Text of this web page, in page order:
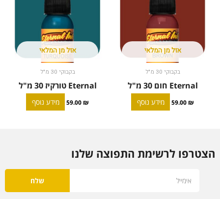
אזל מן המלאי
בקבוקי 30 מ"ל
Eternal חום 30 מ"ל
59.00 ₪ מידע נוסף
אזל מן המלאי
בקבוקי 30 מ"ל
Eternal טורקיז 30 מ"ל
59.00 ₪ מידע נוסף
הצטרפו לרשימת התפוצה שלנו
שלח